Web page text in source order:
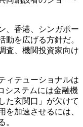
、香港、シンガポー
動を広げる方針だ。
査、機関投資家向け
ィテューショナルは
システムには金融機
た玄関口」が欠けて
を加速させるには、
。